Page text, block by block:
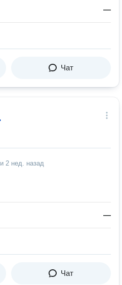
—
Чат
2 нед. назад
—
Чат